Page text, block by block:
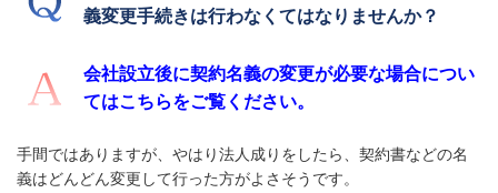
義変更手続きは行わなくてはなりませんか？
会社設立後に契約名義の変更が必要な場合につい
てはこちらをご覧ください。
手間ではありますが、やはり法人成りをしたら、契約書などの名
義はどんどん変更して行った方がよさそうです。